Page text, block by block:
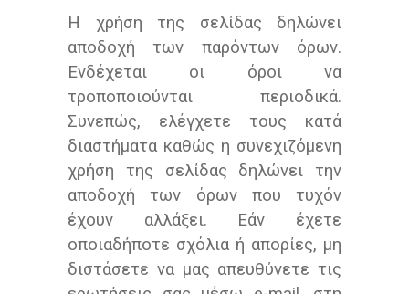
Η χρήση της σελίδας δηλώνει
αποδοχή των παρόντων όρων.
Ενδέχεται οι όροι να
τροποποιούνται περιοδικά.
Συνεπώς, ελέγχετε τους κατά
διαστήματα καθώς η συνεχιζόμενη
χρήση της σελίδας δηλώνει την
αποδοχή των όρων που τυχόν
έχουν αλλάξει. Εάν έχετε
οποιαδήποτε σχόλια ή απορίες, μη
διστάσετε να μας απευθύνετε τις